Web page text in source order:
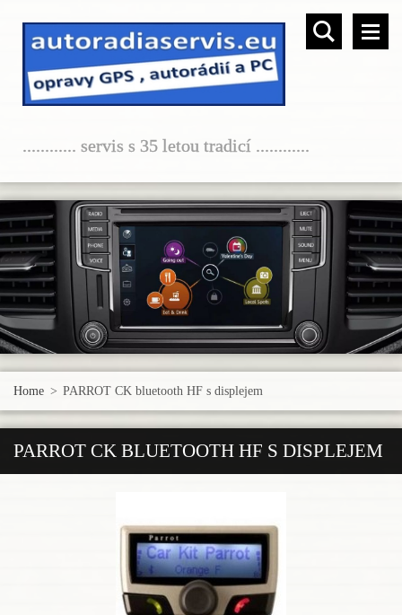
............ servis s 35 letou tradicí ............
Home > PARROT CK bluetooth HF s displejem
PARROT CK BLUETOOTH HF S DISPLEJEM